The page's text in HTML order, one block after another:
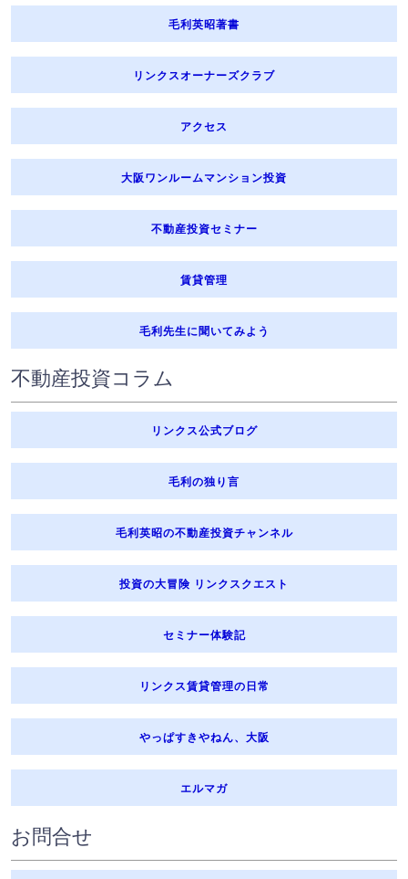
① 業務委託先または提携先に業務上必要な範囲で提供する場合
て、本人の同意を得ることが困難であるとき
④ 公衆衛生の向上又は児童の健全な育成の推進のために、特に必要
⑤ 国の機関若しくは地方公共団体又はその委託を受けた者が、法令
に定める事務を遂行することに対して協力する必要がある場合であ
おそれがあるとき
7. センシティブ情報のお取扱い
弊社は、政治的見解、信教（宗教・思想及び信条をいいます。）、
労働組合への加入、人種及び民族、門地及び本籍地、保健医療、性
生活並びに犯罪歴に関する情報（以下「センシティブ情報」と言い
ます。）を、次に掲げる場合を除く他、取得、利用または第三者に
① 業務委託先または提携先に業務上必要な範囲で提供する場合
③ 人の生命、身体又は財産の保護のために必要がある場合
④ 公衆衛生の向上又は児童の健全な育成の推進のために特に必要が
ある場合
⑤ 国の機関若しくは地方公共団体又はその委託を受けた者が、法令
に定める事務を遂行することに対して協力する必要がある場合
⑥ 源泉徴収事務等の遂行上必要な範囲において、政治・宗教等の団
体若しくは労働組合への所属若しくは加盟に関する従業員等のセン
⑦ 相続手続きによる権利義務の移転等の遂行に必要な限りにおい
て、センシティブ情報を取得、利用又は第三者に提供する場合
の金融分野の事業の適切な業務運営を確保する必要性から、本人の
同意に基づき業務遂行上必要な範囲でセンシティブ情報を取得、利
弊社の個人情報の取扱い及び安全管理に係わる適切な措置について
は、適宜見直し、改善をいたします。
9. 個人情報保護法に基づく保有個人データの開示、訂正等、利用停
個人情報保護法に基づく保有個人データに関する開示、訂正等又は
利用停止などに関するご請求については、弊社の対応はもちろんの
10. お問い合わせ・ご相談・苦情への対応
弊社は、個人情報の取り扱いに関する苦情・ご相談に迅速に対応い
たします。ご連絡先は、下記のお問い合わせ窓口となります。ま
た、保険事故等に関する照会については、下記お問い合わせ窓口の
他、保険証券記載の保険会社の事故相談窓口にもお問い合わせいた
だくことができます。なお、ご照会者がご本人であることを確認さ
せていただいたうえで、対応させていただきますので、あらかじめ
毛利英昭著書
リンクスオーナーズクラブ
アクセス
大阪ワンルームマンション投資
不動産投資セミナー
賃貸管理
毛利先生に聞いてみよう
不動産投資コラム
リンクス公式ブログ
毛利の独り言
毛利英昭の不動産投資チャンネル
投資の大冒険 リンクスクエスト
セミナー体験記
リンクス賃貸管理の日常
やっぱすきやねん、大阪
エルマガ
お問合せ